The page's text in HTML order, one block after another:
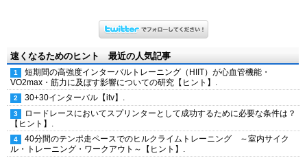
速くなるためのヒント 最近の人気記事
短期間の高強度インターバルトレーニング（HIIT）が心血管機能・
VO2max・筋力に及ぼす影響についての研究【ヒント】.
30+30インターバル【itv】.
ロードレースにおいてスプリンターとして成功するために必要な条件は？
【ヒント】.
40分間のテンポ走ペースでのヒルクライムトレーニング ～室内サイク
ル・トレーニング・ワークアウト～【ヒント】.